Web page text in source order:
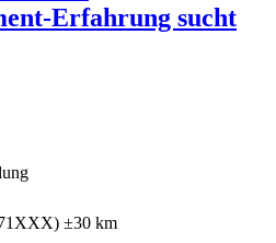
Erfahrung sucht
) ±30 km